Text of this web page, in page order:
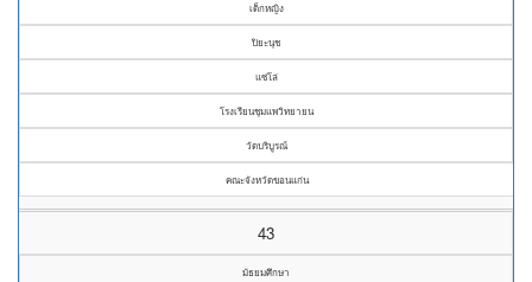
เด็กหญิง
ปิยะนุช
แซ่โล่
โรงเรียนชุมแพวิทยายน
วัดบริบูรณ์
คณะจังหวัดขอนแก่น
43
มัธยมศึกษา